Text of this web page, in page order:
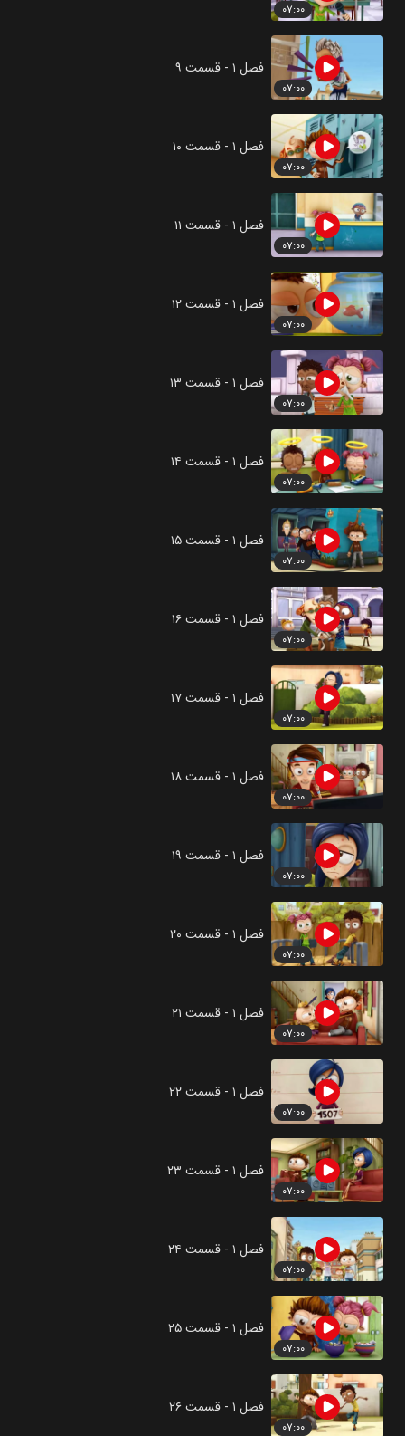
۰۷:۰۰
۰۷:۰۰
فصل ۱ - قسمت ۹
۰۷:۰۰
فصل ۱ - قسمت ۱۰
۰۷:۰۰
فصل ۱ - قسمت ۱۱
۰۷:۰۰
فصل ۱ - قسمت ۱۲
۰۷:۰۰
فصل ۱ - قسمت ۱۳
۰۷:۰۰
فصل ۱ - قسمت ۱۴
۰۷:۰۰
فصل ۱ - قسمت ۱۵
۰۷:۰۰
فصل ۱ - قسمت ۱۶
۰۷:۰۰
فصل ۱ - قسمت ۱۷
۰۷:۰۰
فصل ۱ - قسمت ۱۸
۰۷:۰۰
فصل ۱ - قسمت ۱۹
۰۷:۰۰
فصل ۱ - قسمت ۲۰
۰۷:۰۰
فصل ۱ - قسمت ۲۱
۰۷:۰۰
فصل ۱ - قسمت ۲۲
۰۷:۰۰
فصل ۱ - قسمت ۲۳
۰۷:۰۰
فصل ۱ - قسمت ۲۴
۰۷:۰۰
فصل ۱ - قسمت ۲۵
۰۷:۰۰
فصل ۱ - قسمت ۲۶